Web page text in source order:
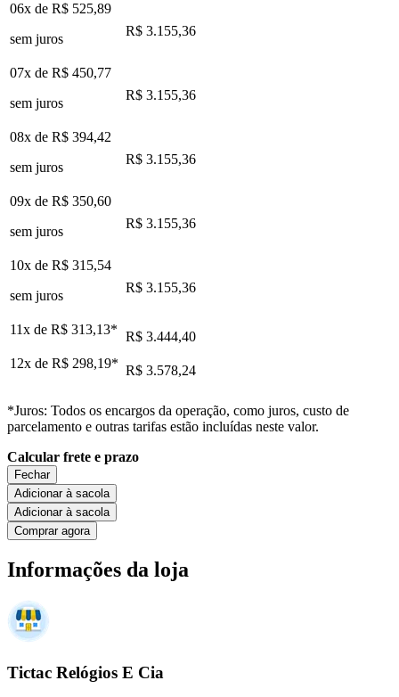
06x de R$ 525,89
sem juros
R$ 3.155,36
07x de R$ 450,77
sem juros
R$ 3.155,36
08x de R$ 394,42
sem juros
R$ 3.155,36
09x de R$ 350,60
sem juros
R$ 3.155,36
10x de R$ 315,54
sem juros
R$ 3.155,36
11x de R$ 313,13* R$ 3.444,40
12x de R$ 298,19* R$ 3.578,24
*Juros: Todos os encargos da operação, como juros, custo de
parcelamento e outras tarifas estão incluídas neste valor.
Calcular frete e prazo
Fechar
Adicionar à sacola
Adicionar à sacola
Comprar agora
Informações da loja
Tictac Relógios E Cia